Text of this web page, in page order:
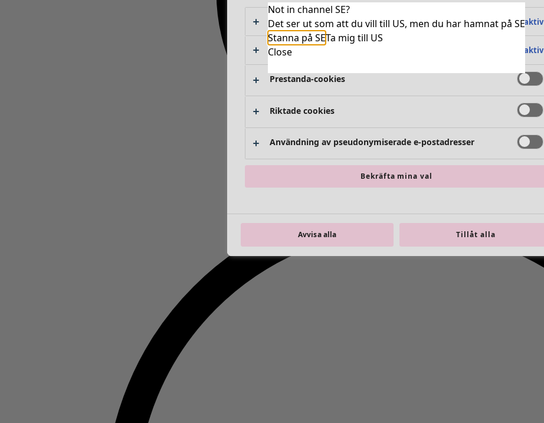
Not in channel SE?
Det ser ut som att du vill till US, men du har hamnat på SE
Stanna på SETa mig till US
Close
Absolut nödvändiga cookies Alltid aktiv
Funktionella cookies Alltid aktiv
Prestanda-cookies
Riktade cookies
Användning av pseudonymiserade e-postadresser
Bekräfta mina val
Avvisa alla Tillåt alla